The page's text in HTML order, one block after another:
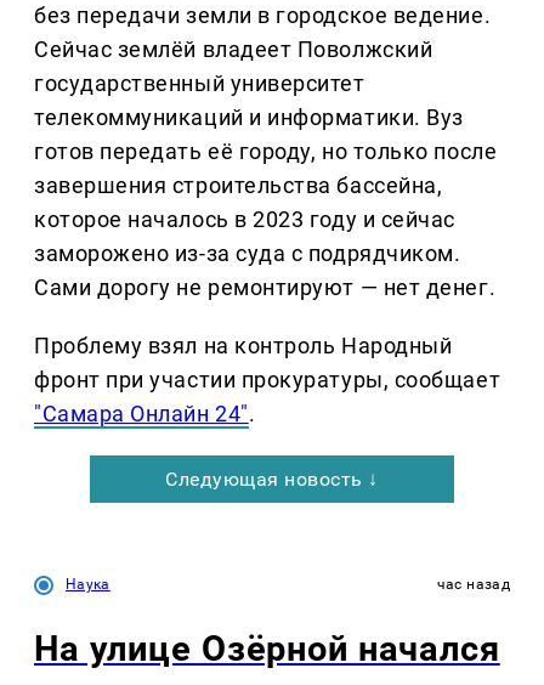
без передачи земли в городское ведение.
Сейчас землёй владеет Поволжский
государственный университет
телекоммуникаций и информатики. Вуз
готов передать её городу, но только после
завершения строительства бассейна,
которое началось в 2023 году и сейчас
заморожено из-за суда с подрядчиком.
Сами дорогу не ремонтируют — нет денег.
Проблему взял на контроль Народный
фронт при участии прокуратуры, сообщает
"Самара Онлайн 24".
Следующая новость ↓
Наука час назад
На улице Озëрной начался